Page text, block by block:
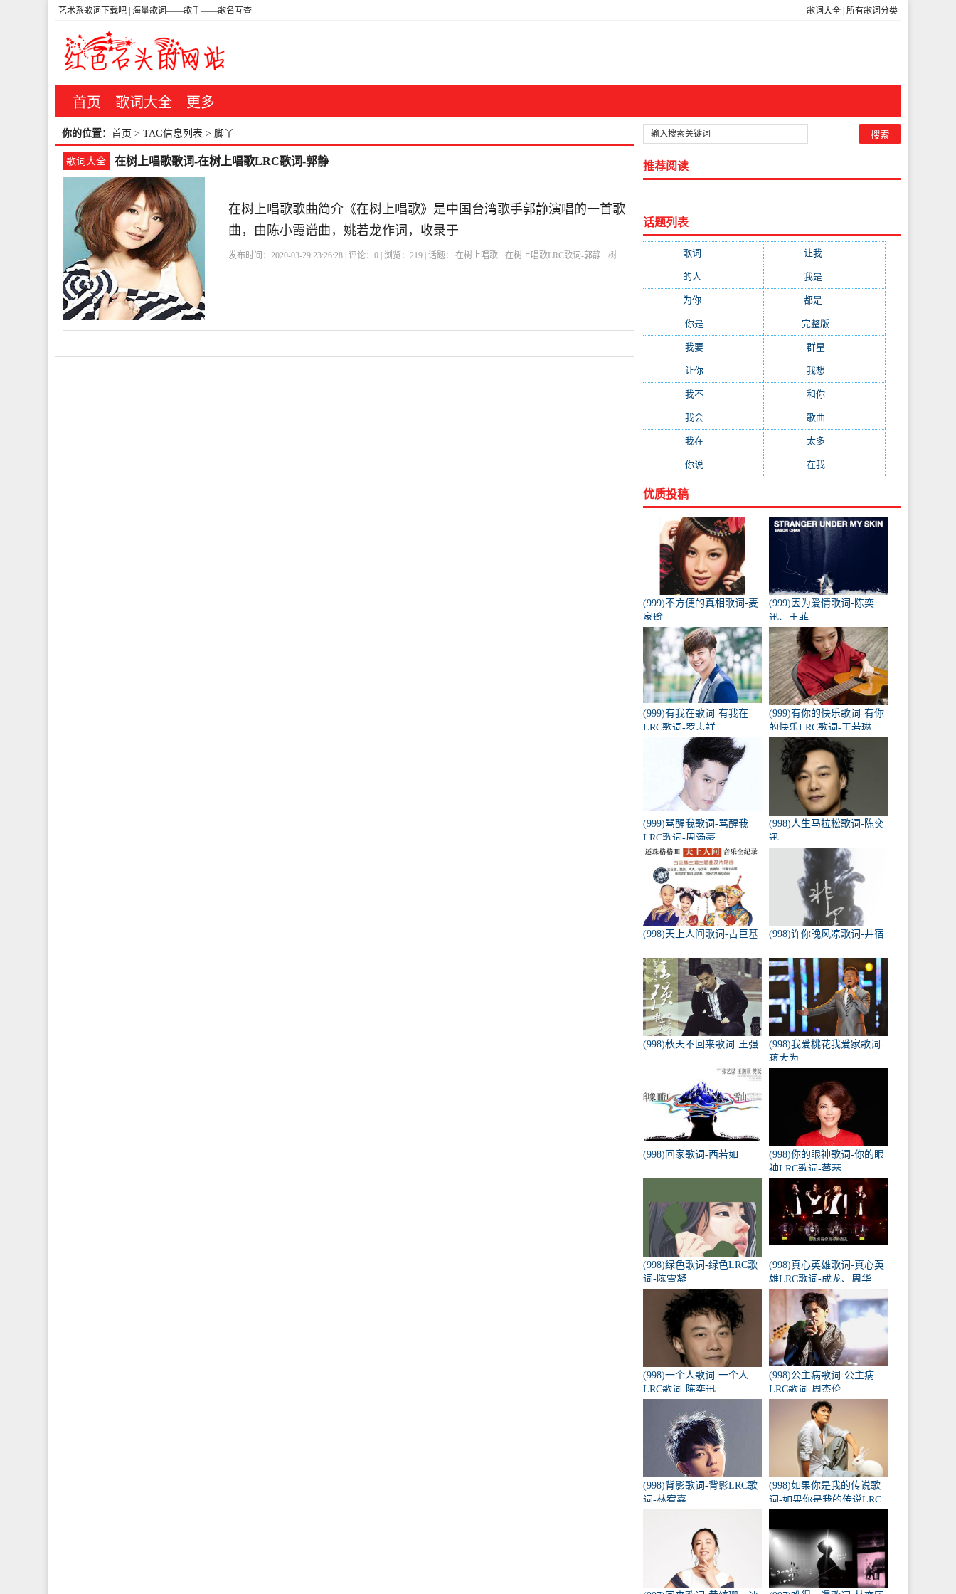
歌词大全 所有歌词分类
艺术系歌词下载吧 | 海量歌词——歌手——歌名互查
首页 歌词大全 更多
你的位置： 首页 > TAG信息列表 > 脚丫
歌词大全 在树上唱歌歌词-在树上唱歌LRC歌词-郭静
在树上唱歌歌曲简介《在树上唱歌》是中国台湾歌手郭静演唱的一首歌
曲，由陈小霞谱曲，姚若龙作词，收录于
发布时间：2020-03-29 23:26:28 | 评论：0 | 浏览：219 | 话题： 在树上唱歌 在树上唱歌LRC歌词-郭静
树
推荐阅读
话题列表
歌词 让我
的人 我是
为你(111) 都是
你是 完整版
我要 群星
让你 我想
我不 和你(80)
我会 歌曲
我在 太多
你说 在我(64)
优质投稿
(999)不方便的真相歌词-麦
家瑜
(999)因为爱情歌词-陈奕
迅、王菲
(999)有我在歌词-有我在
LRC歌词-罗志祥
(999)有你的快乐歌词-有你
的快乐LRC歌词-王若琳
(999)骂醒我歌词-骂醒我
LRC歌词-周汤豪
(998)人生马拉松歌词-陈奕
迅
(998)天上人间歌词-古巨基 (998)许你晚风凉歌词-井宿
(998)秋天不回来歌词-王强
(998)我爱桃花我爱家歌词-
蒋大为
(998)回家歌词-西若如
(998)你的眼神歌词-你的眼
神LRC歌词-蔡琴
(998)绿色歌词-绿色LRC歌
词-陈雪凝
(998)真心英雄歌词-真心英
雄LRC歌词-成龙、周华
健、黄耀明、李宗盛
(998)一个人歌词-一个人
LRC歌词-陈奕迅
(998)公主病歌词-公主病
LRC歌词-周杰伦
(998)背影歌词-背影LRC歌
词-林宥嘉
(998)如果你是我的传说歌
词-如果你是我的传说LRC